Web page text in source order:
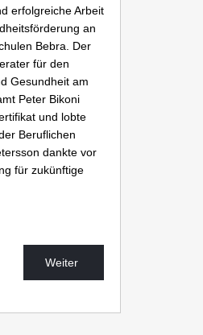
erfolgreiche Arbeit
an
Bebra. Der
für den
Gesundheit am
Peter Bikoni
und lobte
Beruflichen
dankte vor
für zukünftige
Weiter